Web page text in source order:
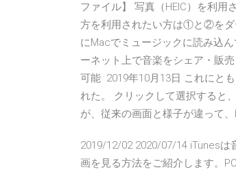
ファイル】 写真（HEIC）を利
方を利用されたい方は①と②をダ
にMacでミュージックに読み込
ーネット上で音楽をシェア・販
可能 2019年10月13日 これにと
れた。 クリックして選択すると
が、従来の画面と様子が違って、
2019/12/02 2020/07/14 iTunesは
画を見る方法をご紹介します。